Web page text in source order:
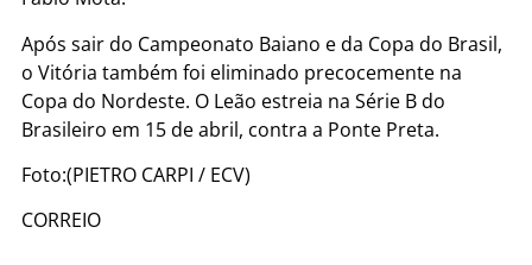
Após sair do Campeonato Baiano e da Copa do Brasil,
o Vitória também foi eliminado precocemente na
Copa do Nordeste. O Leão estreia na Série B do
Brasileiro em 15 de abril, contra a Ponte Preta.
Foto:(PIETRO CARPI / ECV)
CORREIO